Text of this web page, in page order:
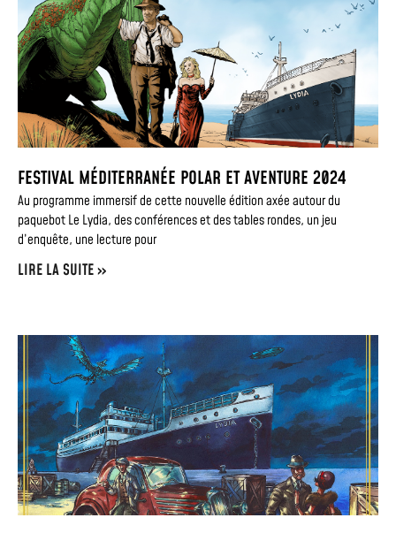
FESTIVAL MÉDITERRANÉE POLAR ET AVENTURE 2024
Au programme immersif de cette nouvelle édition axée autour du
paquebot Le Lydia, des conférences et des tables rondes, un jeu
d’enquête, une lecture pour
LIRE LA SUITE »